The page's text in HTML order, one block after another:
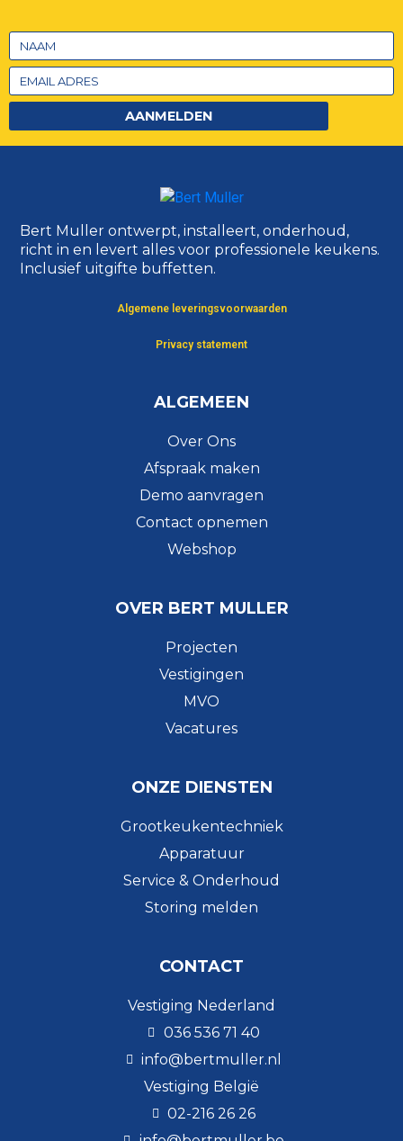
AANMELDEN
Bert Muller ontwerpt, installeert, onderhoud,
richt in en levert alles voor professionele keukens.
Inclusief uitgifte buffetten.
Algemene leveringsvoorwaarden
Privacy statement
ALGEMEEN
Over Ons
Afspraak maken
Demo aanvragen
Contact opnemen
Webshop
OVER BERT MULLER
Projecten
Vestigingen
MVO
Vacatures
ONZE DIENSTEN
Grootkeukentechniek
Apparatuur
Service & Onderhoud
Storing melden
CONTACT
Vestiging Nederland
036 536 71 40
info@bertmuller.nl
Vestiging België
02-216 26 26